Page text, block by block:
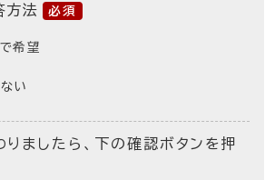
方法 必須
希望
い
ましたら、下の確認ボタンを押